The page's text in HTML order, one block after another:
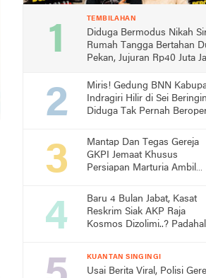
TEMBILAHAN
Diduga Bermodus Nikah
Rumah Tangga Bertahan
Pekan, Jujuran Rp40 Juta
Miris! Gedung BNN
Indragiri Hilir di Sei Beringin
Diduga Tak Pernah
Pemanfaatan Aset Negara
Mantap Dan Tegas Gereja
GKPI Jemaat Khusus
Persiapan Marturia Ambil
Pertama lebih Awal
Baru 4 Bulan Jabat, Kasat
Reskrim Siak AKP Raja
Kosmos Dizolimi..?
KUANTAN SINGINGI
Usai Berita Viral, Polisi